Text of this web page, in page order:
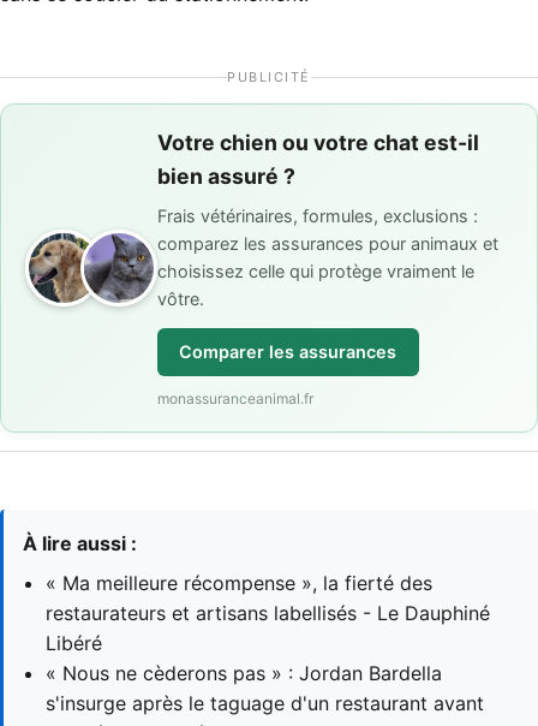
PUBLICITÉ
Votre chien ou votre chat est-il
bien assuré ?
Frais vétérinaires, formules, exclusions :
comparez les assurances pour animaux et
choisissez celle qui protège vraiment le
vôtre.
Comparer les assurances
monassuranceanimal.fr
À lire aussi :
« Ma meilleure récompense », la fierté des
restaurateurs et artisans labellisés - Le Dauphiné
Libéré
« Nous ne cèderons pas » : Jordan Bardella
s'insurge après le taguage d'un restaurant avant